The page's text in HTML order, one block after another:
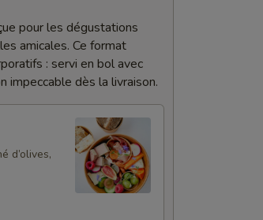
pour les dégustations
amicales. Ce format
: servi en bol avec
impeccable dès la livraison.
d’olives,